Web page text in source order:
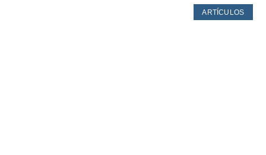
ARTÍCULOS